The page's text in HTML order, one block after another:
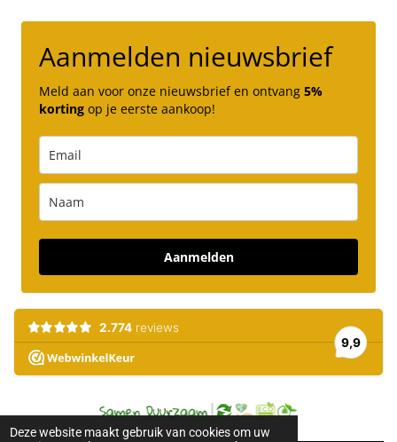
Deze website maakt gebruik van cookies om uw
Aanmelden nieuwsbrief
Meld aan voor onze nieuwsbrief en ontvang 5%
korting op je eerste aankoop!
Aanmelden